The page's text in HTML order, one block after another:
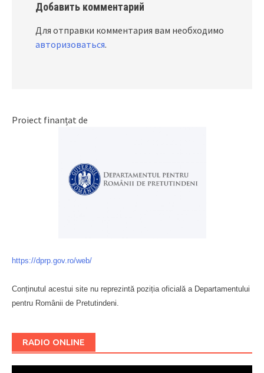
Добавить комментарий
Для отправки комментария вам необходимо
авторизоваться.
Proiect finanțat de
https://dprp.gov.ro/web/
Conținutul acestui site nu reprezintă poziția oficială a Departamentului
pentru Românii de Pretutindeni.
RADIO ONLINE